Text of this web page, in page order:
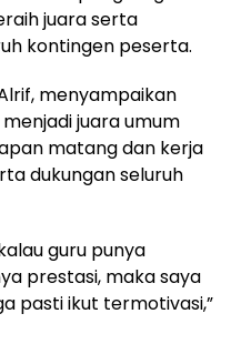
juara serta
kontingen peserta.
menyampaikan
juara umum
matang dan kerja
dukungan seluruh
guru punya
prestasi, maka saya
pasti ikut termotivasi,”